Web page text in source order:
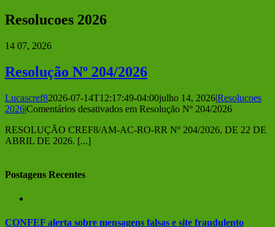
Resolucoes 2026
14 07, 2026
Resolução Nº 204/2026
Lucascref82026-07-14T12:17:49-04:00julho 14, 2026|Resolucoes
2026|Comentários desativados em Resolução Nº 204/2026
RESOLUÇÃO CREF8/AM-AC-RO-RR Nº 204/2026, DE 22 DE
ABRIL DE 2026. [...]
Postagens Recentes
CONFEF alerta sobre mensagens falsas e site fraudulento